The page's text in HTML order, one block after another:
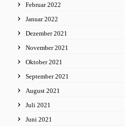
Februar 2022
Januar 2022
Dezember 2021
November 2021
Oktober 2021
September 2021
August 2021
Juli 2021
Juni 2021